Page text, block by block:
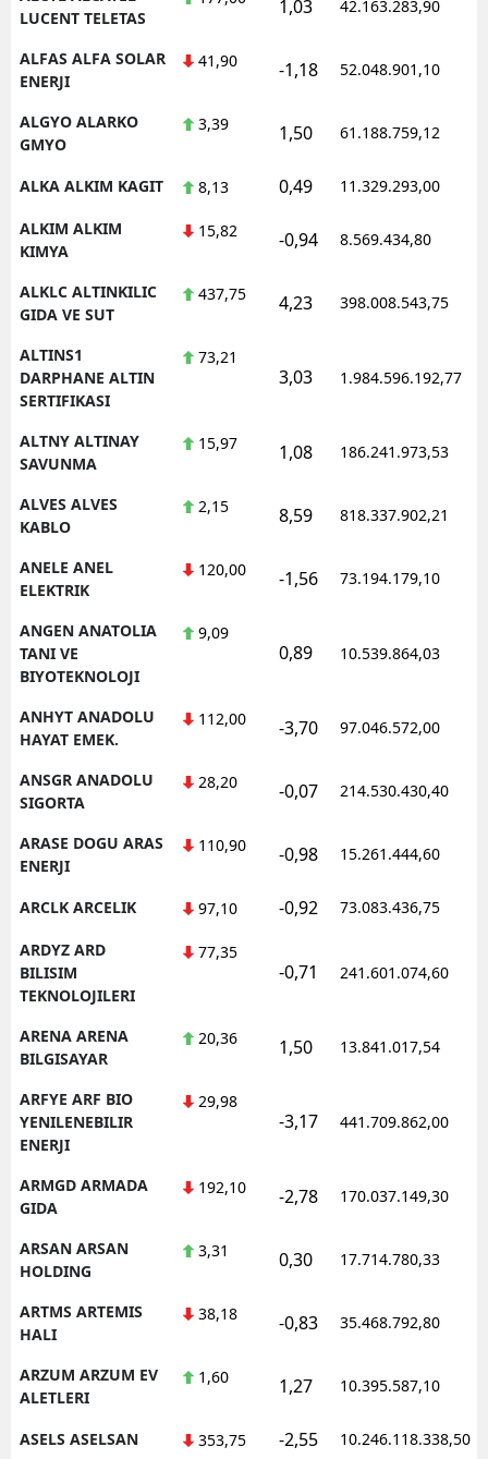
LUCENT TELETAS
1,03 42.163.283,90
ALFAS ALFA SOLAR
ENERJI
41,90 -1,18 52.048.901,10
ALGYO ALARKO
GMYO
3,39 1,50 61.188.759,12
ALKA ALKIM KAGIT 8,13 0,49 11.329.293,00
ALKIM ALKIM
KIMYA
15,82 -0,94 8.569.434,80
ALKLC ALTINKILIC
GIDA VE SUT
437,75 4,23 398.008.543,75
ALTINS1
DARPHANE ALTIN
SERTIFIKASI
73,21
3,03 1.984.596.192,77
ALTNY ALTINAY
SAVUNMA
15,97 1,08 186.241.973,53
ALVES ALVES
KABLO
2,15 8,59 818.337.902,21
ANELE ANEL
ELEKTRIK
120,00 -1,56 73.194.179,10
ANGEN ANATOLIA
TANI VE
BIYOTEKNOLOJI
9,09
0,89 10.539.864,03
ANHYT ANADOLU
HAYAT EMEK.
112,00 -3,70 97.046.572,00
ANSGR ANADOLU
SIGORTA
28,20 -0,07 214.530.430,40
ARASE DOGU ARAS
ENERJI
110,90 -0,98 15.261.444,60
ARCLK ARCELIK 97,10 -0,92 73.083.436,75
ARDYZ ARD
BILISIM
TEKNOLOJILERI
77,35
-0,71 241.601.074,60
ARENA ARENA
BILGISAYAR
20,36 1,50 13.841.017,54
ARFYE ARF BIO
YENILENEBILIR
ENERJI
29,98
-3,17 441.709.862,00
ARMGD ARMADA
GIDA
192,10 -2,78 170.037.149,30
ARSAN ARSAN
HOLDING
3,31 0,30 17.714.780,33
ARTMS ARTEMIS
HALI
38,18 -0,83 35.468.792,80
ARZUM ARZUM EV
ALETLERI
1,60 1,27 10.395.587,10
ASELS ASELSAN 353,75 -2,55 10.246.118.338,50